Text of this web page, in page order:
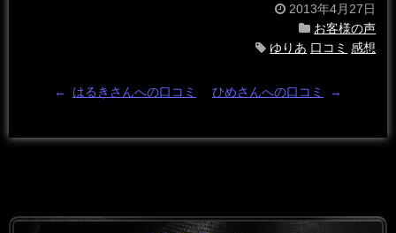
2013年4月27日
お客様の声
ゆりあ 口コミ 感想
← はるきさんへの口コミ ひめさんへの口コミ →